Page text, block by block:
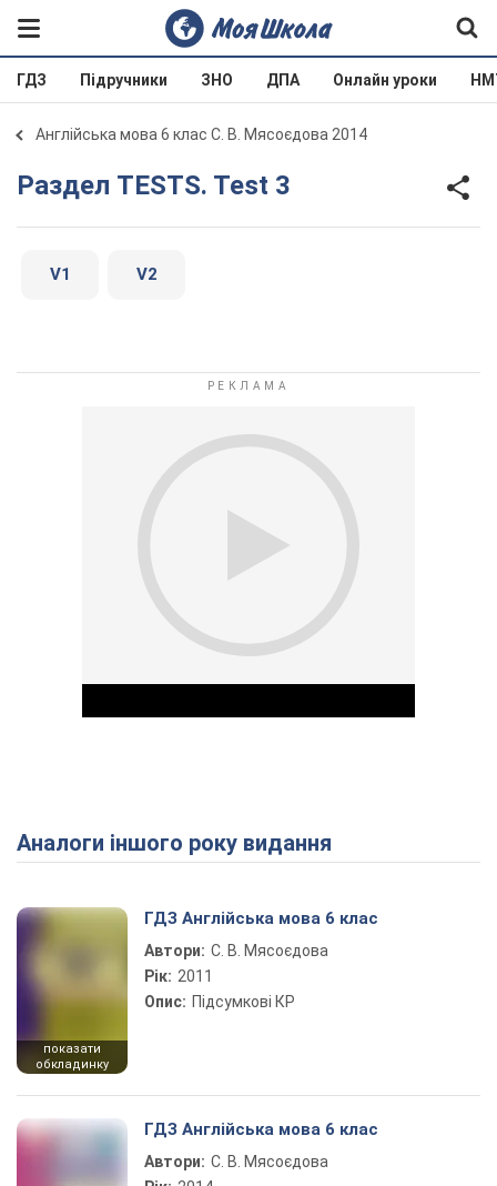
ГДЗ Підручники ЗНО ДПА Онлайн уроки
Англійська мова 6 клас С. В. Мясоєдова 2014
Раздел TESTS. Test 3
V1 V2
Play Video
Аналоги іншого року видання
показати
обкладинку
ГДЗ Англійська мова 6 клас
Автори: С. В. Мясоєдова
Рік: 2011
Опис: Підсумкові КР
ГДЗ Англійська мова 6 клас
Автори: С. В. Мясоєдова